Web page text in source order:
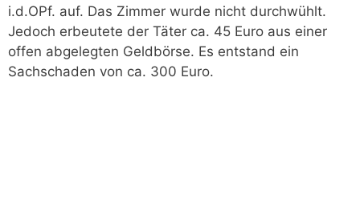
i.d.OPf. auf. Das Zimmer wurde nicht durchwühlt.
Jedoch erbeutete der Täter ca. 45 Euro aus einer
offen abgelegten Geldbörse. Es entstand ein
Sachschaden von ca. 300 Euro.